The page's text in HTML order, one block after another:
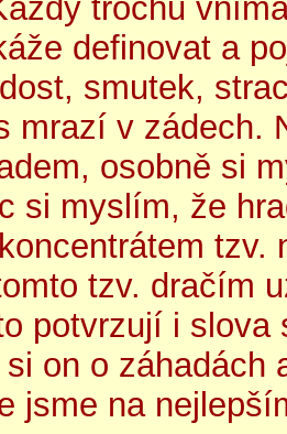
trochu
definovat a
smutek,
mrazí v zádech.
osobně si
si myslím, že
tzv. dračím
potvrzují i
on o záhadách
jsme na